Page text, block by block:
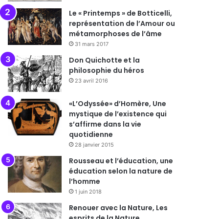
Le « Printemps » de Botticelli,
représentation de l’Amour ou
métamorphoses de l’âme
31 mars 2017
Don Quichotte et la
philosophie du héros
23 avril 2016
«L’Odyssée» d’Homère, Une
mystique de l’existence qui
s’affirme dans la vie
quotidienne
28 janvier 2015
Rousseau et l’éducation, une
éducation selon la nature de
l’homme
1 juin 2018
Renouer avec la Nature, Les